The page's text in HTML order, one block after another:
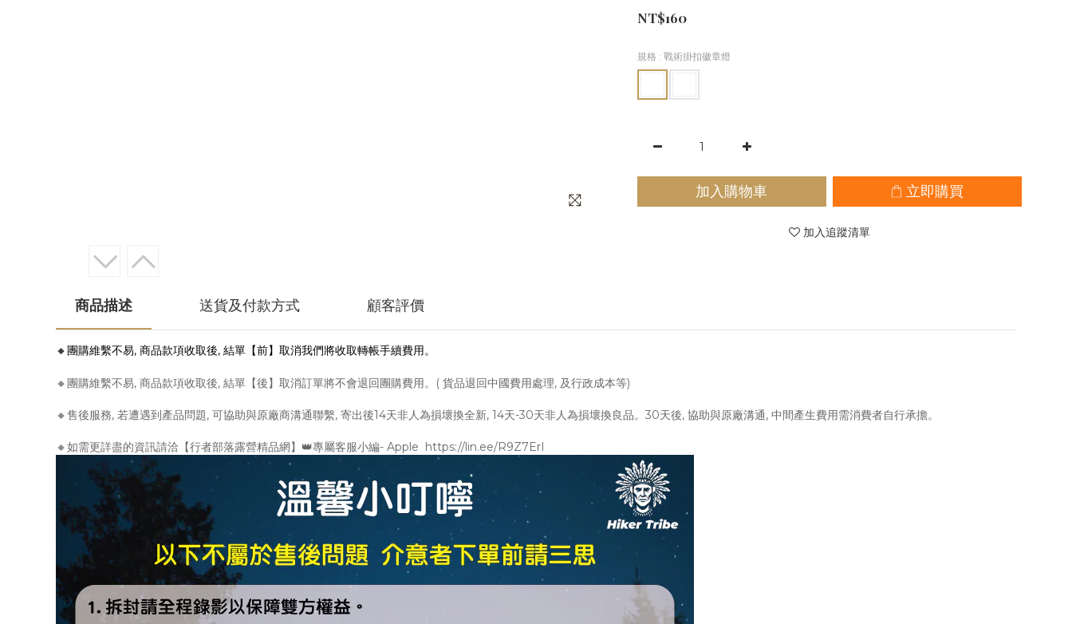
NT$160
規格 : 戰術掛扣徽章燈
加入購物車 立即購買
加入追蹤清單
商品描述 送貨及付款方式 顧客評價
🔸團購維繫不易, 商品款項收取後, 結單【前】取消我們將收取轉帳手續費用。
🔸團購維繫不易, 商品款項收取後, 結單【後】取消訂單將不會退回團購費用。( 貨品退回中國費用處理, 及行政成本等)
🔸售後服務, 若遭遇到產品問題, 可協助與原廠商溝通聯繫, 寄出後14天非人為損壞換全新, 14天-30天非人為損壞換良品。30天後, 協助與原廠溝通, 中間產生費用需消費者自行承擔。
🔸如需更詳盡的資訊請洽【行者部落露營精品網】👑專屬客服小編- Apple https://lin.ee/R9Z7ErI